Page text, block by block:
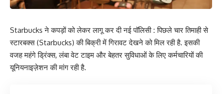
Starbucks ने कपड़ों को लेकर लागू कर दी नई पॉलिसी : पिछले चार तिमाही से
स्टारबक्स (Starbucks) की बिक्री में गिरावट देखने को मिल रही है. इसकी
वजह महंगे ड्रिंक्स, लंबा वेट टाइम और बेहतर सुविधाओं के लिए कर्मचारियों की
यूनियनाइज़ेशन की मांग रही है.